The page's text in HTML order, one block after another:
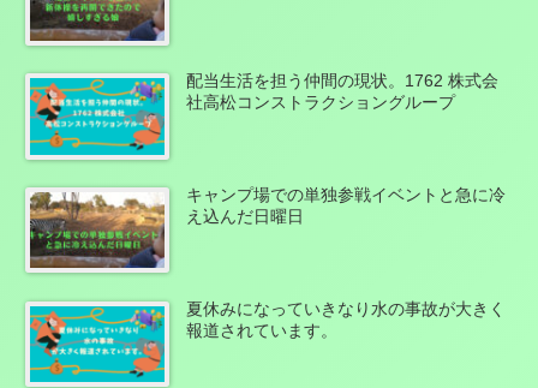
配当生活を担う仲間の現状。1762 株式会
社高松コンストラクショングループ
キャンプ場での単独参戦イベントと急に冷
え込んだ日曜日
夏休みになっていきなり水の事故が大きく
報道されています。